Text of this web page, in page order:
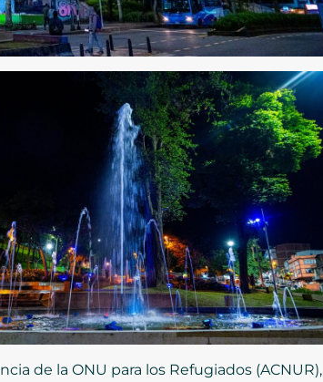
de la ONU para los Refugiados (ACNUR),